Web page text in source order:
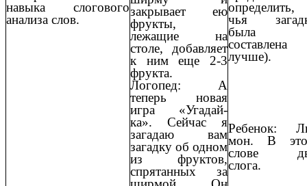
навыка слогового
анализа слов.
закрывает ею
фрукты,
лежащие на
столе, добавляет
к ним еще 2-3
фрукта.
Логопед: А
теперь новая
игра «Угадай-
ка». Сейчас я
загадаю вам
загадку об одном
из фруктов,
спрятанных за
определить,
чья
была
составлена
лучше).
Ребенок:
мон. В
слове
слога.